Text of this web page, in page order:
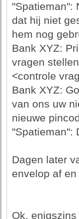
"Spatieman":
dat hij niet
hem nog
Bank XYZ:
vragen stellen
<controle
Bank XYZ:
van ons uw
nieuwe
"Spatieman":
Dagen later
envelop af
Ok,